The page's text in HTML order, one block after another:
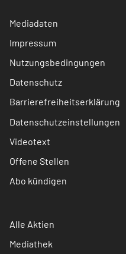
Mediadaten
Impressum
Nutzungsbedingungen
Datenschutz
Barrierefreiheitserklärung
Datenschutzeinstellungen
Videotext
Offene Stellen
Abo kündigen
Alle Aktien
Mediathek